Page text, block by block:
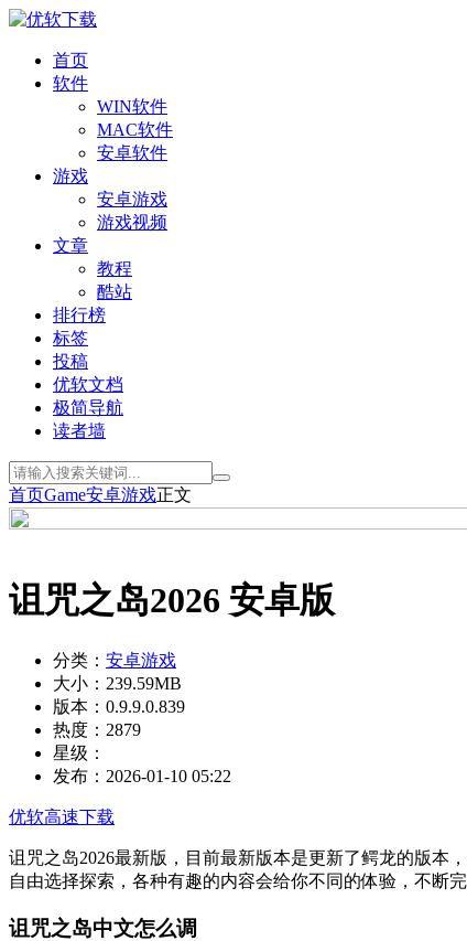
首页
软件
WIN软件
MAC软件
安卓软件
游戏
安卓游戏
游戏视频
文章
教程
酷站
排行榜
标签
投稿
优软文档
极简导航
读者墙
首页Game安卓游戏正文
诅咒之岛2026 安卓版
分类： 安卓游戏
大小： 239.59MB
版本： 0.9.9.0.839
热度： 2879
星级：
发布： 2026-01-10 05:22
优软高速下载
诅咒之岛2026最新版，目前最新版本是更新了鳄龙的版本
自由选择探索，各种有趣的内容会给你不同的体验，不断
诅咒之岛中文怎么调